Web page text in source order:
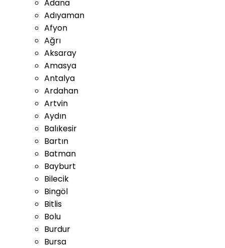
Adana
Adıyaman
Afyon
Ağrı
Aksaray
Amasya
Antalya
Ardahan
Artvin
Aydın
Balıkesir
Bartın
Batman
Bayburt
Bilecik
Bingöl
Bitlis
Bolu
Burdur
Bursa